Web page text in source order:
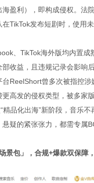
盈利），即构成侵权。
TikTok发布短剧时，使用
、TikTok海外版均内置
收益，且违规记录会影响
ReelShort曾多次被指控
高发的侵权类型，被多家
精品化出海”新阶段，音乐
疑的紧张张力，都需专属
景包」，合规+爆款双保障